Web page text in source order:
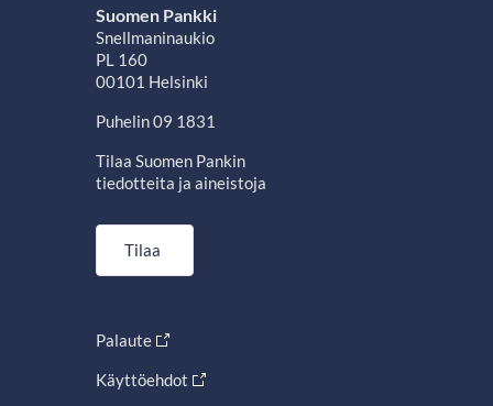
Suomen Pankki
Snellmaninaukio
PL 160
00101 Helsinki
Puhelin 09 1831
Tilaa Suomen Pankin
tiedotteita ja aineistoja
Tilaa
Palaute
Käyttöehdot